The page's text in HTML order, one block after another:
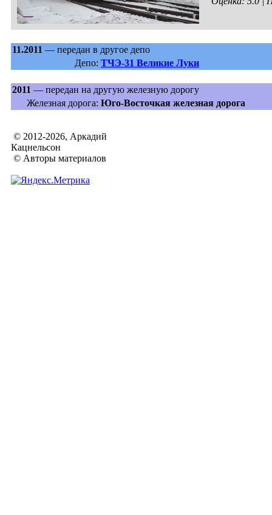
11.2011 — передан в другое депо
Депо: ТЧЭ-31 Великие Луки
2011 — передан на другую железную дорогу
Железная дорога: Юго-Восточкая железная дорога
© 2012-2026, Аркадий
Кацнельсон
© Авторы материалов